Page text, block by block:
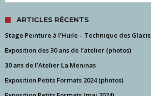
ARTICLES RÉCENTS
Stage Peinture à l’Huile – Technique des Glacis
Exposition des 30 ans de l’atelier (photos)
30 ans de l’Atelier La Meninas
Exposition Petits Formats 2024 (photos)